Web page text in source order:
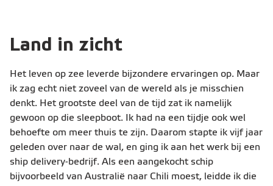
Land in zicht
Het leven op zee leverde bijzondere ervaringen op. Maar
ik zag echt niet zoveel van de wereld als je misschien
denkt. Het grootste deel van de tijd zat ik namelijk
gewoon op die sleepboot. Ik had na een tijdje ook wel
behoefte om meer thuis te zijn. Daarom stapte ik vijf jaar
geleden over naar de wal, en ging ik aan het werk bij een
ship delivery-bedrijf. Als een aangekocht schip
bijvoorbeeld van Australië naar Chili moest, leidde ik die